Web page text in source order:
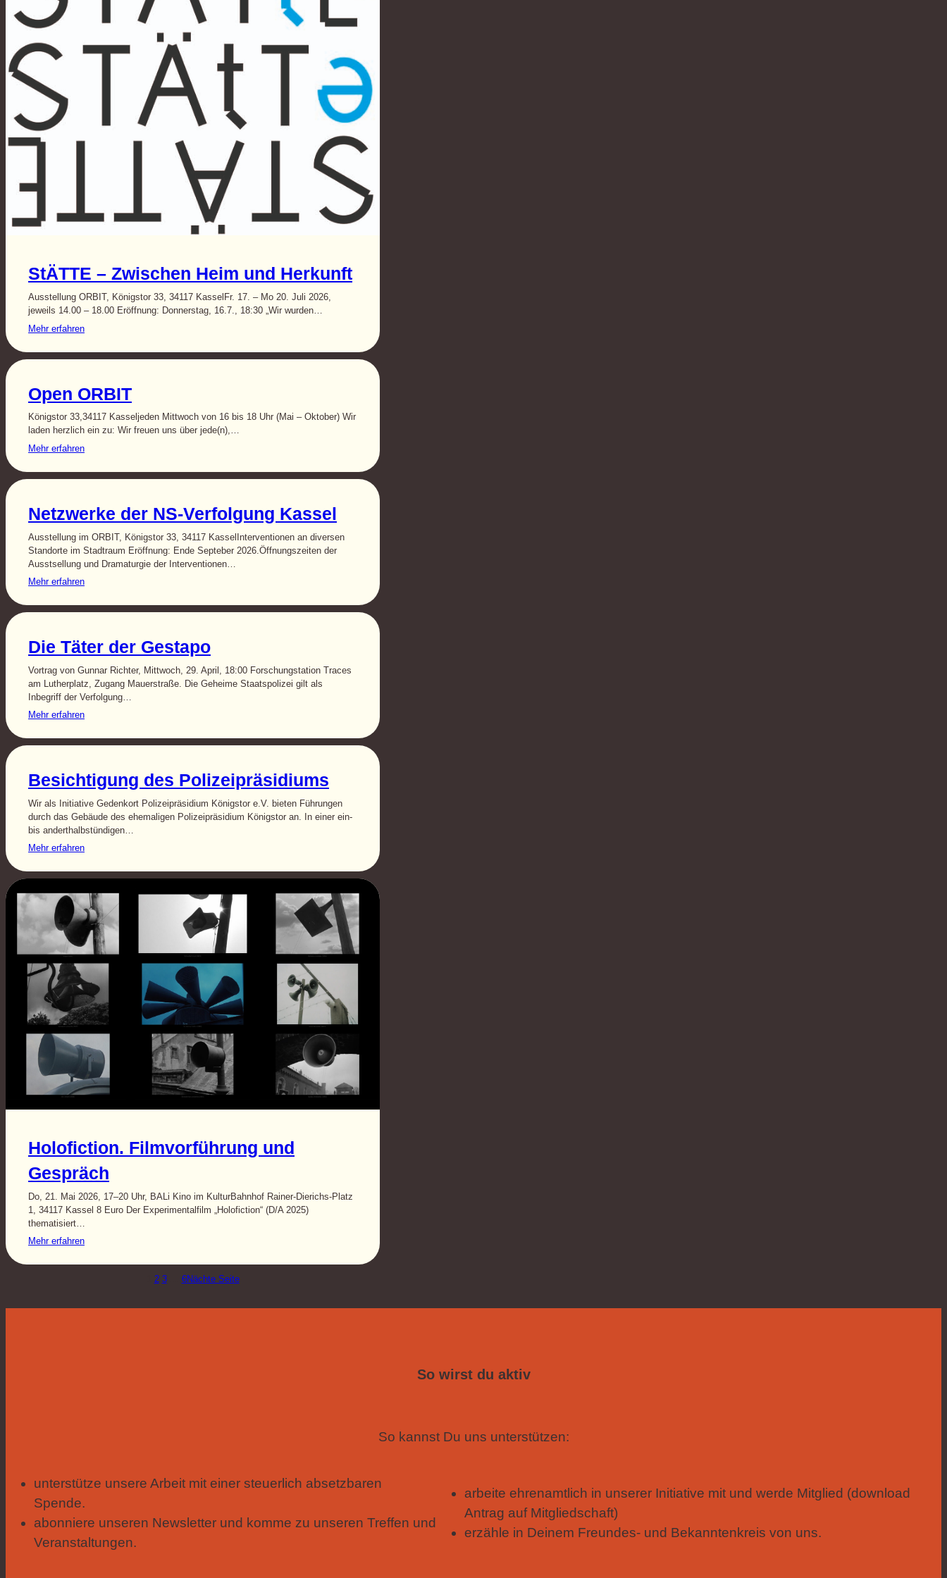
StÄTTE – Zwischen Heim und Herkunft
Ausstellung ORBIT, Königstor 33, 34117 KasselFr. 17. – Mo 20. Juli 2026,
jeweils 14.00 – 18.00 Eröffnung: Donnerstag, 16.7., 18:30 „Wir wurden…
Mehr erfahren
Open ORBIT
Königstor 33,34117 Kasseljeden Mittwoch von 16 bis 18 Uhr (Mai – Oktober) Wir
laden herzlich ein zu: Wir freuen uns über jede(n),…
Mehr erfahren
Netzwerke der NS-Verfolgung Kassel
Ausstellung im ORBIT, Königstor 33, 34117 KasselInterventionen an diversen
Standorte im Stadtraum Eröffnung: Ende Septeber 2026.Öffnungszeiten der
Ausstsellung und Dramaturgie der Interventionen…
Mehr erfahren
Die Täter der Gestapo
Vortrag von Gunnar Richter, Mittwoch, 29. April, 18:00 Forschungstation Traces
am Lutherplatz, Zugang Mauerstraße. Die Geheime Staatspolizei gilt als
Inbegriff der Verfolgung…
Mehr erfahren
Besichtigung des Polizeipräsidiums
Wir als Initiative Gedenkort Polizeipräsidium Königstor e.V. bieten Führungen
durch das Gebäude des ehemaligen Polizeipräsidium Königstor an. In einer ein-
bis anderthalbstündigen…
Mehr erfahren
Holofiction. Filmvorführung und
Gespräch
Do, 21. Mai 2026, 17–20 Uhr, BALi Kino im KulturBahnhof Rainer-Dierichs-Platz
1, 34117 Kassel 8 Euro Der Experimentalfilm „Holofiction“ (D/A 2025)
thematisiert…
Mehr erfahren
2 3 6Nächte Seite
So wirst du aktiv
So kannst Du uns unterstützen:
unterstütze unsere Arbeit mit einer steuerlich absetzbaren
Spende.
abonniere unseren Newsletter und komme zu unseren Treffen und
Veranstaltungen.
arbeite ehrenamtlich in unserer Initiative mit und werde Mitglied (download
Antrag auf Mitgliedschaft)
erzähle in Deinem Freundes- und Bekanntenkreis von uns.